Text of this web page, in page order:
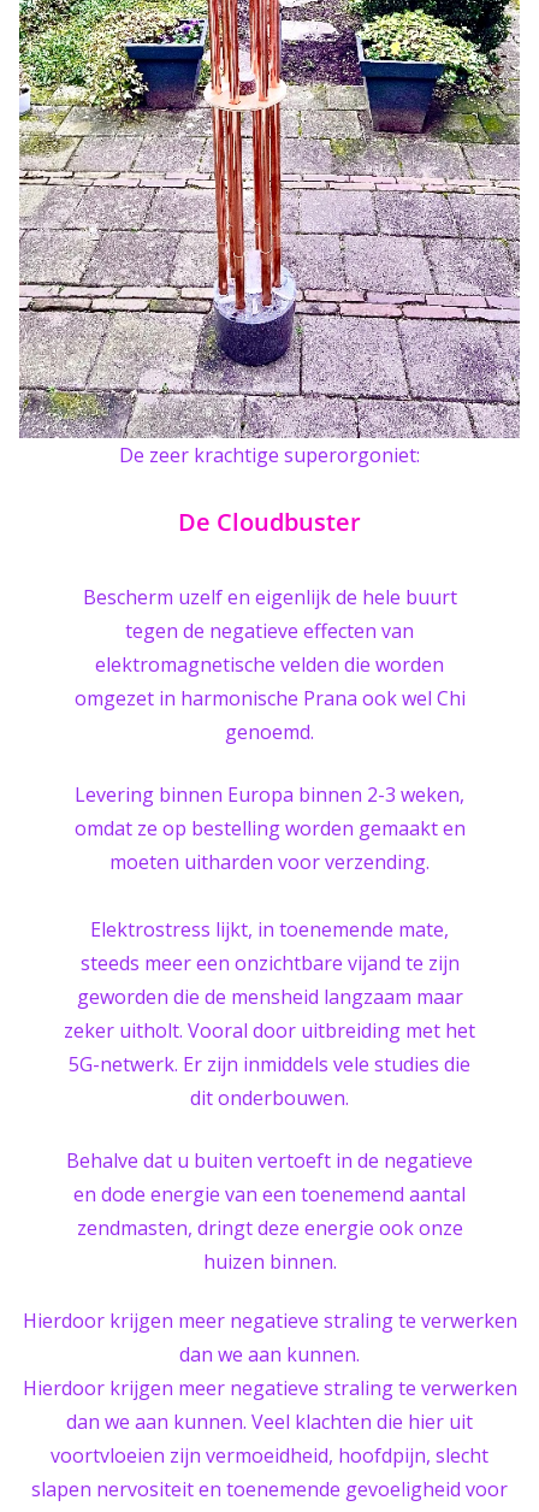
De zeer krachtige superorgoniet:
De Cloudbuster
Bescherm uzelf en eigenlijk de hele buurt
tegen de negatieve effecten van
elektromagnetische velden die worden
omgezet in harmonische Prana ook wel Chi
genoemd.
Levering binnen Europa binnen 2-3 weken,
omdat ze op bestelling worden gemaakt en
moeten uitharden voor verzending.
Elektrostress lijkt, in toenemende mate,
steeds meer een onzichtbare vijand te zijn
geworden die de mensheid langzaam maar
zeker uitholt. Vooral door uitbreiding met het
5G-netwerk. Er zijn inmiddels vele studies die
dit onderbouwen.
Behalve dat u buiten vertoeft in de negatieve
en dode energie van een toenemend aantal
zendmasten, dringt deze energie ook onze
huizen binnen.
Hierdoor krijgen meer negatieve straling te verwerken
dan we aan kunnen.
Hierdoor krijgen meer negatieve straling te verwerken
dan we aan kunnen. Veel klachten die hier uit
voortvloeien zijn vermoeidheid, hoofdpijn, slecht
slapen nervositeit en toenemende gevoeligheid voor